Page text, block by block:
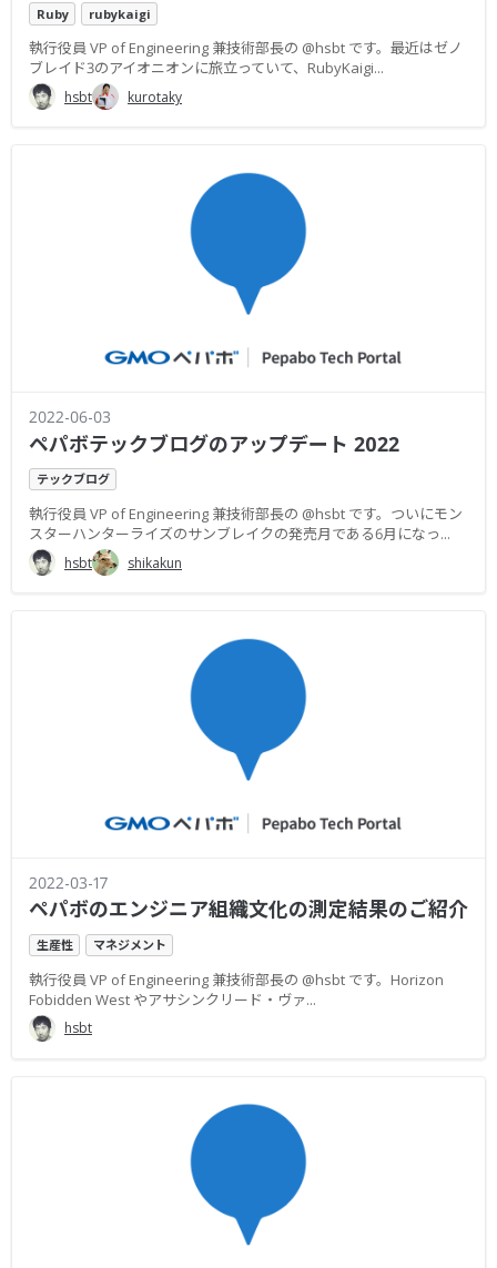
Ruby rubykaigi
執行役員 VP of Engineering 兼技術部長の @hsbt です。最近はゼノ
ブレイド3のアイオニオンに旅立っていて、RubyKaigi...
hsbt kurotaky
2022-06-03
ペパボテックブログのアップデート 2022
テックブログ
執行役員 VP of Engineering 兼技術部長の @hsbt です。ついにモン
スターハンターライズのサンブレイクの発売月である6月になっ...
hsbt shikakun
2022-03-17
ペパボのエンジニア組織文化の測定結果のご紹介
生産性 マネジメント
執行役員 VP of Engineering 兼技術部長の @hsbt です。Horizon
Fobidden West やアサシンクリード・ヴァ...
hsbt